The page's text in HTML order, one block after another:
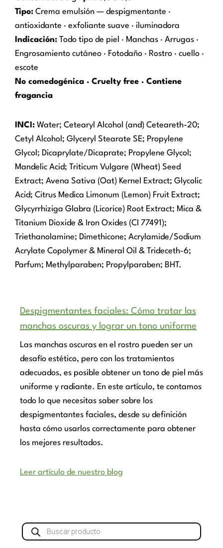
Tipo: Crema emulsión — despigmentante ·
antioxidante · exfoliante suave · iluminadora
Indicación: Todo tipo de piel · Manchas · Arrugas ·
Engrosamiento cutáneo · Fotodaño · Rostro · cuello ·
escote
No comedogénica · Cruelty free · Contiene
fragancia
INCI: Water; Cetearyl Alcohol (and) Ceteareth-20;
Cetyl Alcohol; Glyceryl Stearate SE; Propylene
Glycol; Dicaprylate/Dicaprate; Propylene Glycol;
Mandelic Acid; Triticum Vulgare (Wheat) Seed
Extract; Avena Sativa (Oat) Kernel Extract; Glycolic
Acid; Citrus Medica Limonum (Lemon) Fruit Extract;
Glycyrrhiziga Glabra (Licorice) Root Extract; Mica &
Titanium Dioxide & Iron Oxides (CI 77491);
Triethanolamine; Dimethicone; Acrylamide/Sodium
Acrylate Copolymer & Mineral Oil & Trideceth-6;
Parfum; Methylparaben; Propylparaben; BHT.
Despigmentantes faciales: Cómo tratar las
manchas oscuras y lograr un tono uniforme
Las manchas oscuras en el rostro pueden ser un
desafío estético, pero con los tratamientos
adecuados, es posible obtener un tono de piel más
uniforme y radiante. En este artículo, te contamos
todo lo que necesitas saber sobre los
despigmentantes faciales, desde su definición
hasta cómo usarlos correctamente para obtener
los mejores resultados.
Leer artículo de nuestro blog
Búsqueda
de